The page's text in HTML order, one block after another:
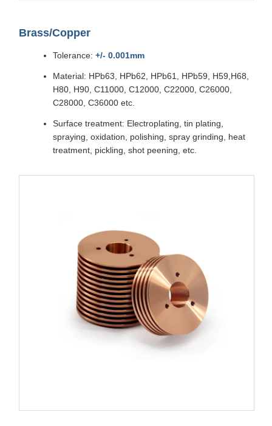
Brass/Copper
Tolerance: +/- 0.001mm
Material: HPb63, HPb62, HPb61, HPb59, H59,H68,
H80, H90, C11000, C12000, C22000, C26000,
C28000, C36000 etc.
Surface treatment: Electroplating, tin plating,
spraying, oxidation, polishing, spray grinding, heat
treatment, pickling, shot peening, etc.